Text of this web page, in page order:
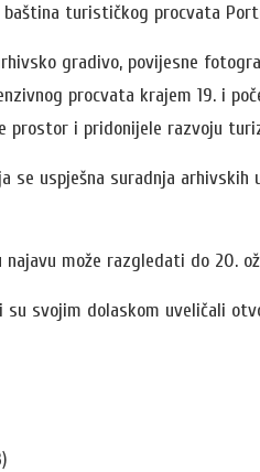
turističkog procvata
gradivo, povijesne
procvata krajem 19. i
prostor i pridonijele razvoju
se uspješna suradnja
može razgledati do 20.
su svojim dolaskom uveličali